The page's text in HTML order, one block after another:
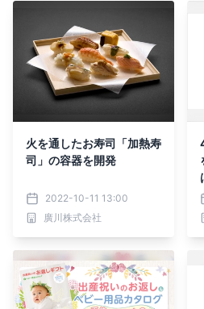
火を通したお寿司「加熱寿
司」の容器を開発
2022-10-11 13:00
廣川株式会社